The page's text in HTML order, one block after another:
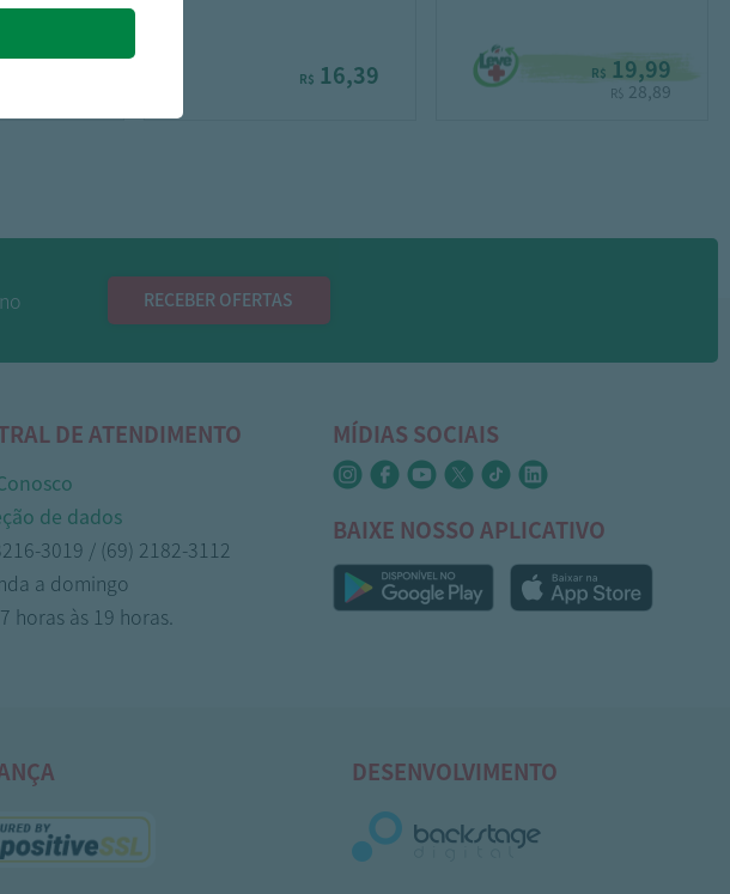
R$ 16,39 R$ 19,99
R$ 28,89
RECEBER OFERTAS
DE ATENDIMENTO
de dados
3019 / (69) 2182-3112
a domingo
horas às 19 horas.
MÍDIAS SOCIAIS
BAIXE NOSSO APLICATIVO
DESENVOLVIMENTO